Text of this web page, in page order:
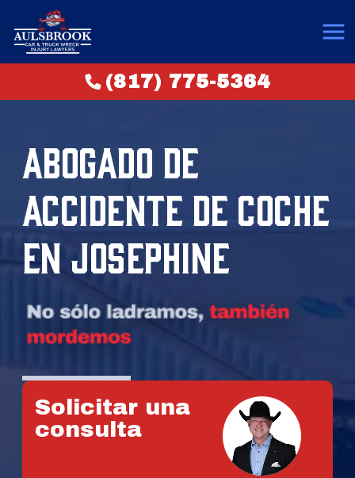
(817) 775-5364
ABOGADO DE
ACCIDENTE DE COCHE
EN JOSEPHINE
Solicitar una
consulta